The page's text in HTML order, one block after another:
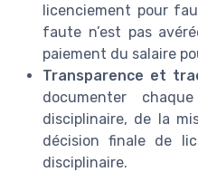
licenciement pour
faute n’est pas
paiement du salaire
Transparence et
documenter
disciplinaire, de la
décision finale de
disciplinaire.